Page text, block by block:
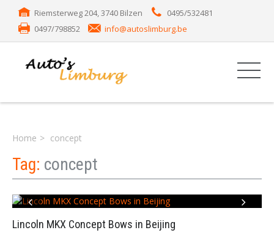
Riemsterweg 204, 3740 Bilzen
0495/532481
0497/798852
info@autoslimburg.be
Home concept
Tag: concept
Lincoln MKX Concept Bows in Beijing